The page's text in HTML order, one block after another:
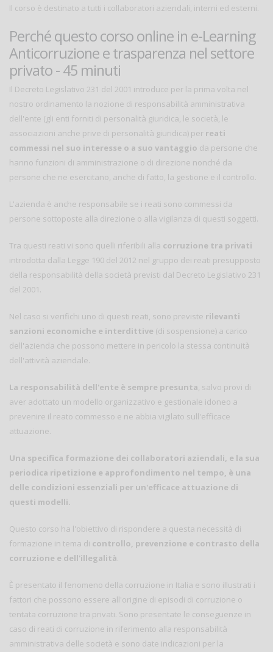
Il corso è destinato a tutti i collaboratori aziendali, interni ed esterni.
Perché questo corso online in e-Learning
Anticorruzione e trasparenza nel settore
privato - 45 minuti
Il Decreto Legislativo 231 del 2001 introduce per la prima volta nel
nostro ordinamento la nozione di responsabilità amministrativa
dell'ente (gli enti forniti di personalità giuridica, le società, le
associazioni anche prive di personalità giuridica) per reati
commessi nel suo interesse o a suo vantaggio da persone che
hanno funzioni di amministrazione o di direzione nonché da
persone che ne esercitano, anche di fatto, la gestione e il controllo.
L'azienda è anche responsabile se i reati sono commessi da
persone sottoposte alla direzione o alla vigilanza di questi soggetti.
Tra questi reati vi sono quelli riferibili alla corruzione tra privati
introdotta dalla Legge 190 del 2012 nel gruppo dei reati presupposto
della responsabilità della società previsti dal Decreto Legislativo 231
del 2001.
Nel caso si verifichi uno di questi reati, sono previste rilevanti
sanzioni economiche e interdittive (di sospensione) a carico
dell'azienda che possono mettere in pericolo la stessa continuità
dell'attività aziendale.
La responsabilità dell'ente è sempre presunta, salvo provi di
aver adottato un modello organizzativo e gestionale idoneo a
prevenire il reato commesso e ne abbia vigilato sull'efficace
attuazione.
Una specifica formazione dei collaboratori aziendali, e la sua
periodica ripetizione e approfondimento nel tempo, è una
delle condizioni essenziali per un'efficace attuazione di
questi modelli.
Questo corso ha l'obiettivo di rispondere a questa necessità di
formazione in tema di controllo, prevenzione e contrasto della
corruzione e dell'illegalità.
È presentato il fenomeno della corruzione in Italia e sono illustrati i
fattori che possono essere all'origine di episodi di corruzione o
tentata corruzione tra privati. Sono presentate le conseguenze in
caso di reati di corruzione in riferimento alla responsabilità
amministrativa delle società e sono date indicazioni per la